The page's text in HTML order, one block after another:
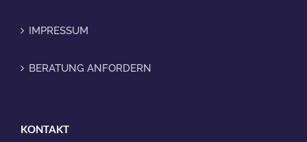
IMPRESSUM
BERATUNG ANFORDERN
KONTAKT